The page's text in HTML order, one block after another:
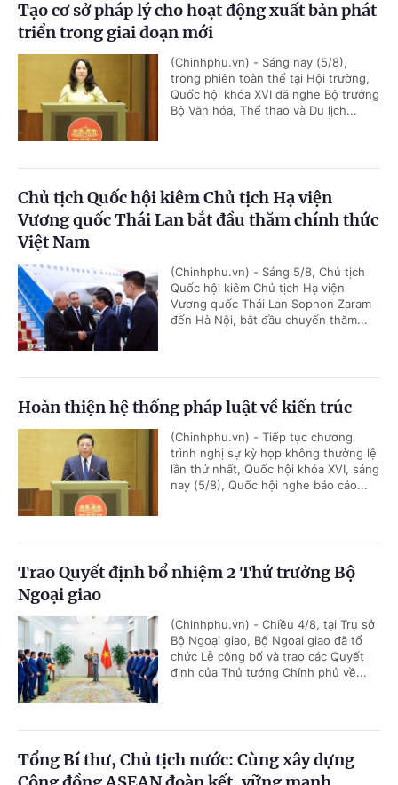
Tạo cơ sở pháp lý cho hoạt động xuất bản phát
triển trong giai đoạn mới
(Chinhphu.vn) - Sáng nay (5/8),
trong phiên toàn thể tại Hội trường,
Quốc hội khóa XVI đã nghe Bộ trưởng
Bộ Văn hóa, Thể thao và Du lịch...
Chủ tịch Quốc hội kiêm Chủ tịch Hạ viện
Vương quốc Thái Lan bắt đầu thăm chính thức
Việt Nam
(Chinhphu.vn) - Sáng 5/8, Chủ tịch
Quốc hội kiêm Chủ tịch Hạ viện
Vương quốc Thái Lan Sophon Zaram
đến Hà Nội, bắt đầu chuyến thăm...
Hoàn thiện hệ thống pháp luật về kiến trúc
(Chinhphu.vn) - Tiếp tục chương
trình nghị sự kỳ họp không thường lệ
lần thứ nhất, Quốc hội khóa XVI, sáng
nay (5/8), Quốc hội nghe báo cáo...
Trao Quyết định bổ nhiệm 2 Thứ trưởng Bộ
Ngoại giao
(Chinhphu.vn) - Chiều 4/8, tại Trụ sở
Bộ Ngoại giao, Bộ Ngoại giao đã tổ
chức Lễ công bố và trao các Quyết
định của Thủ tướng Chính phủ về...
Tổng Bí thư, Chủ tịch nước: Cùng xây dựng